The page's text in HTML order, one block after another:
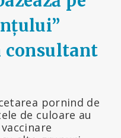
consultant
pornind de
de culoare au